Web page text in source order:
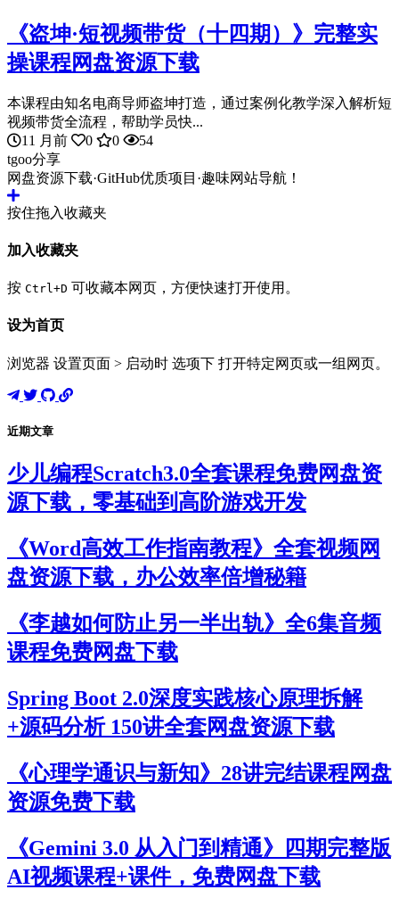
《盗坤·短视频带货（十四期）》完整实
操课程网盘资源下载
本课程由知名电商导师盗坤打造，通过案例化教学深入解析短
视频带货全流程，帮助学员快...
11 月前
0 0
54
tgoo分享
网盘资源下载·GitHub优质项目·趣味网站导航！
按住拖入收藏夹
加入收藏夹
按 Ctrl+D 可收藏本网页，方便快速打开使用。
设为首页
浏览器 设置页面 > 启动时 选项下 打开特定网页或一组网页。
近期文章
少儿编程Scratch3.0全套课程免费网盘资
源下载，零基础到高阶游戏开发
《Word高效工作指南教程》全套视频网
盘资源下载，办公效率倍增秘籍
《李越如何防止另一半出轨》全6集音频
课程免费网盘下载
Spring Boot 2.0深度实践核心原理拆解
+源码分析 150讲全套网盘资源下载
《心理学通识与新知》28讲完结课程网盘
资源免费下载
《Gemini 3.0 从入门到精通》四期完整版
AI视频课程+课件，免费网盘下载